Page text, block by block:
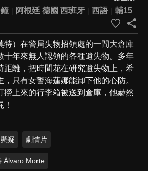
阿根廷 德國 西班牙 西語
輔15
特）在警局失物招領處的一間大倉庫
十年來無人認領的各種遺失物。多年
距離，把時間花在研究遺失物上，希
只有女警海蓮娜能卸下他的心防。
撈上來的行李箱被送到倉庫，他赫然
懸疑 劇情片
Álvaro Morte